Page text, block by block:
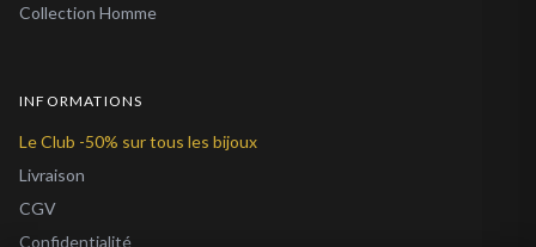
Collection Homme
INFORMATIONS
Le Club -50% sur tous les bijoux
Livraison
CGV
Confidentialité